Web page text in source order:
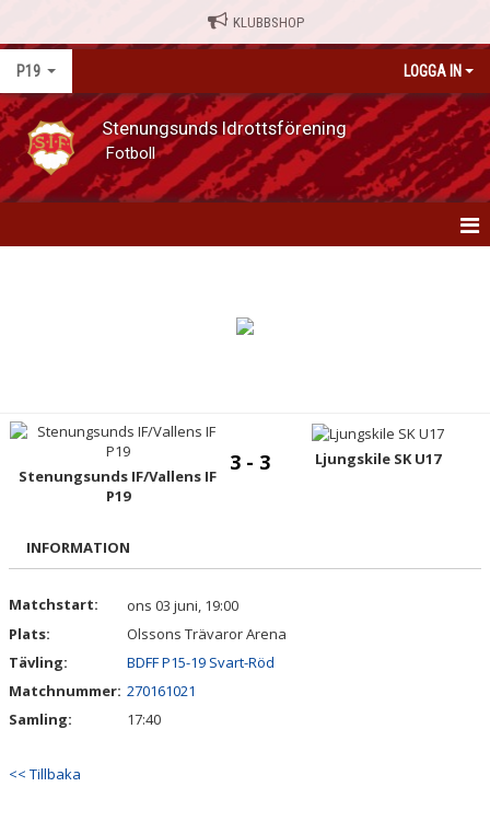
KLUBBSHOP
P19 LOGGA IN
Stenungsunds Idrottsförening
Fotboll
SERIETABELLER
BILDGALLERI
DOKUMENT
Stenungsunds IF/Vallens IF
P19
3 - 3 Ljungskile SK U17
INFORMATION
Matchstart:
ons 03 juni, 19:00
Plats:
Olssons Trävaror Arena
Tävling:
BDFF P15-19 Svart-Röd
Matchnummer: 270161021
Samling:
17:40
<< Tillbaka